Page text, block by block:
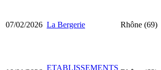
07/02/2026 La Bergerie Rhône (69)
ETABLISSEMENTS